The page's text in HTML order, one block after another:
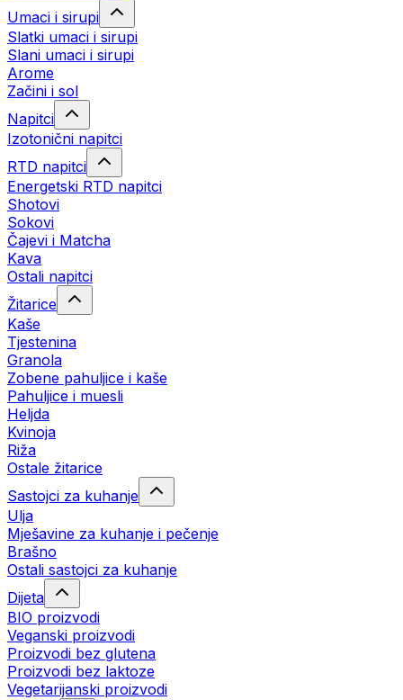
Umaci i sirupi
Slatki umaci i sirupi
Slani umaci i sirupi
Arome
Začini i sol
Napitci
Izotonični napitci
RTD napitci
Energetski RTD napitci
Shotovi
Sokovi
Čajevi i Matcha
Kava
Ostali napitci
Žitarice
Kaše
Tjestenina
Granola
Zobene pahuljice i kaše
Pahuljice i muesli
Heljda
Kvinoja
Riža
Ostale žitarice
Sastojci za kuhanje
Ulja
Mješavine za kuhanje i pečenje
Brašno
Ostali sastojci za kuhanje
Dijeta
BIO proizvodi
Veganski proizvodi
Proizvodi bez glutena
Proizvodi bez laktoze
Vegetarijanski proizvodi